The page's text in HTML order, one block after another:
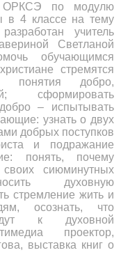
ОРКСЭ по модулю
в 4 классе на тему
учитель
Светланой
обучающимся
стремятся
понятия добро,
сформировать
– испытывать
узнать о двух
добрых поступков
и подражание
понять, почему
сиюминутных
духовную
стремление жить и
осознать, что
к духовной
проектор,
выставка книг о